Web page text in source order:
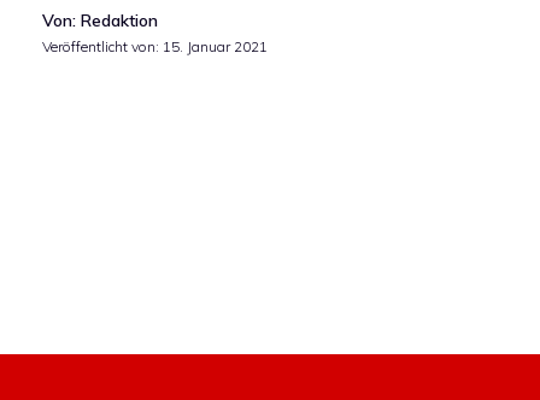
Von: Redaktion
Veröffentlicht von: 15. Januar 2021